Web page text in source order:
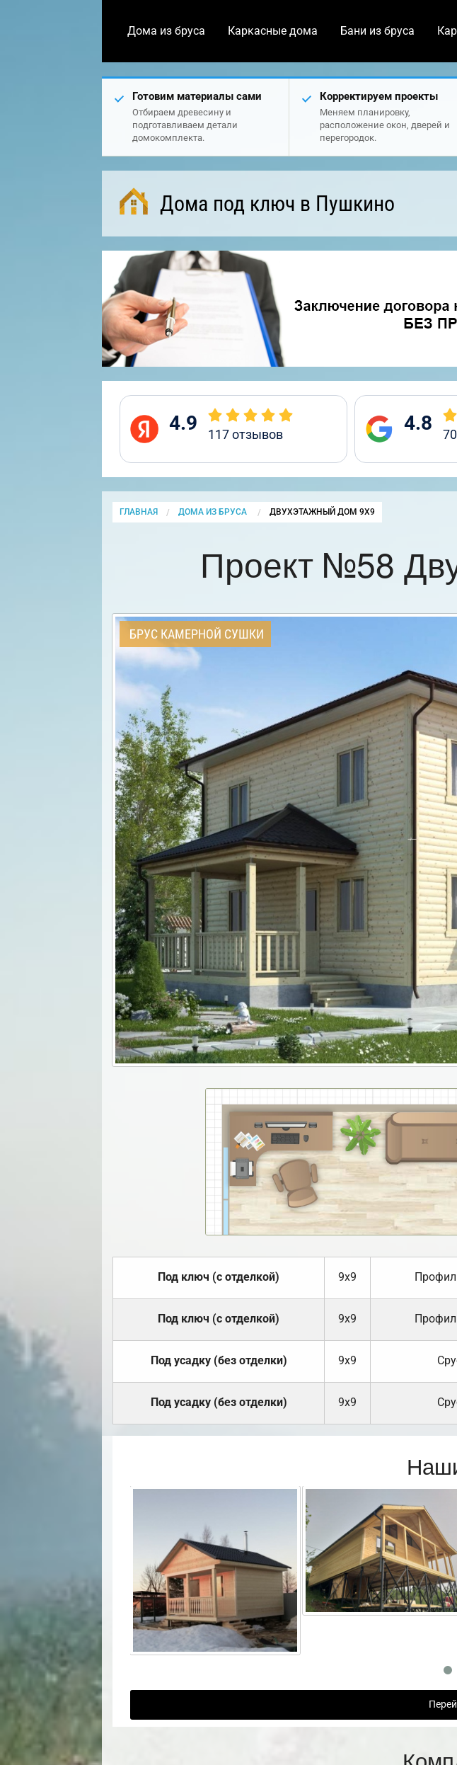
Дома из бруса Каркасные дома Бани из бруса
Готовим материалы сами
Отбираем древесину и
подготавливаем детали
домокомплекта.
Корректируем проекты
Меняем планировку,
расположение окон, дверей и
перегородок.
Дома под ключ в Пушкино
4.9 117отзывов 4.8 70
ГЛАВНАЯ ДОМА ИЗ БРУСА CURRENT:
ДВУХЭТАЖНЫЙ ДОМ 9Х9
Проект №58
БРУС КАМЕРНОЙ СУШКИ
Под ключ (с отделкой) 9х9
Под ключ (с отделкой) 9х9
Под усадку (без отделки) 9х9
Под усадку (без отделки) 9х9